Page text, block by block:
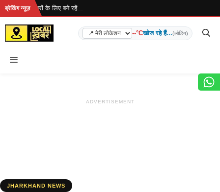
Skip
content
ब्रेकिंग न्यूज़
ताज़ा खबरों के लिए बने रहें...
--°Cखोज रहे हैं...(लोडिंग)
Menu
ADVERTISEMENT
JHARKHAND NEWS